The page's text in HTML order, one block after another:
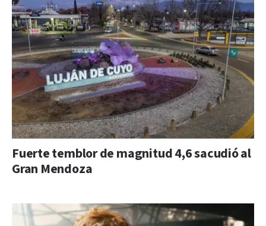
Fuerte temblor de magnitud 4,6 sacudió al
Gran Mendoza